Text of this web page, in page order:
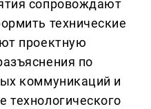
сопровождают
технические
проектную
по
коммуникаций и
технологического